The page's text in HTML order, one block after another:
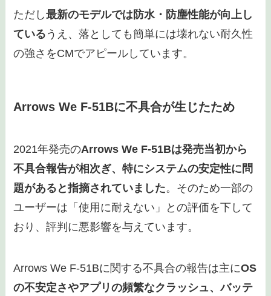
ただし最新のモデルでは防水・防塵性能が向上し
ている うえ、落としても簡単には壊れない耐久性
の強さをCMでアピールしています。
Arrows We F-51Bに不具合が生じたため
2021年発売のArrows We F-51Bは発売当初から
不具合報告が相次ぎ、特にシステムの安定性に問
題があると指摘されていました。そのため一部の
ユーザーは「使用に耐えない」との評価を下して
おり、評判に悪影響を与えています。
Arrows We F-51Bに関する不具合の報告は主にOS
の不安定さやアプリの頻繁なクラッシュ、バッテ